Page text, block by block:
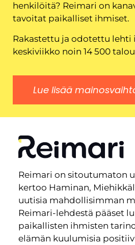
henkilöitä? Reimari on
tavoitat paikalliset ihmiset.
Rakastettu ja odotettu lehti
keskiviikko noin 14 500
Lue lisää
Reimari on sitoutumaton
kertoo Haminan,
uutisia mahdollisimman
Reimari-lehdestä pääset
paikallisten ihmisten
elämän kuulumisia